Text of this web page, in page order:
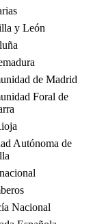
y León
de Madrid
Foral de
Autónoma de
Nacional